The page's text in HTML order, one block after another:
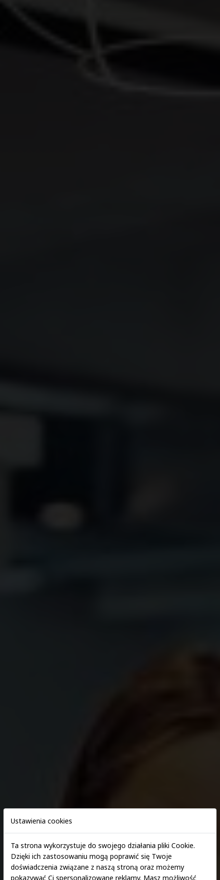
Zapisz się > E-rekrutacja
Ustawienia cookies
Ta strona wykorzystuje do swojego działania pliki Cookie.
Dzięki ich zastosowaniu mogą poprawić się Twoje
doświadczenia związane z naszą stroną oraz możemy
pokazywać Ci spersonalizowane reklamy. Masz możliwość